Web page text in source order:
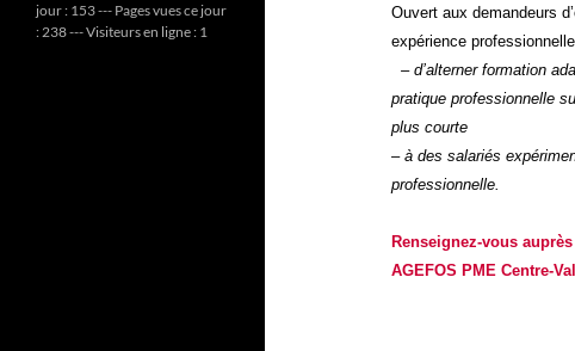
Ouvert aux demandeurs
expérience
– d’alterner formation
pratique professionnelle
plus courte
– à des salariés
professionnelle.
Renseignez-vous
AGEFOS PME Centre-
jour : 153 --- Pages vues ce jour
: 238 --- Visiteurs en ligne : 1